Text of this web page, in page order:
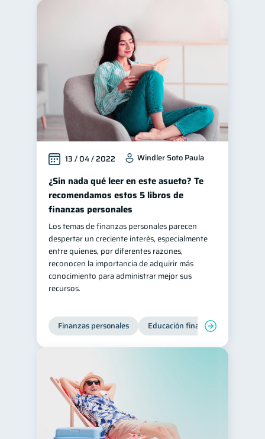
13 / 04 / 2022 Windler Soto Paula
¿Sin nada qué leer en este asueto? Te
recomendamos estos 5 libros de
finanzas personales
Los temas de finanzas personales parecen
despertar un creciente interés, especialmente
entre quienes, por diferentes razones,
reconocen la importancia de adquirir más
conocimiento para administrar mejor sus
recursos.
Finanzas personales Educación financiera